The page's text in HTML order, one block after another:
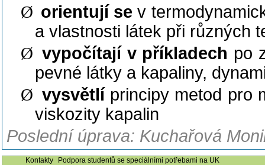
Ø orientují se v
a vlastnosti látek při různých
Ø vypočítají v příkladech po
pevné látky a kapaliny,
Ø vysvětlíprincipy metod pro
viskozity kapalin
Poslední úprava: Kuchařová
Kontakty
Podpora studentů se speciálními potřebami na UK